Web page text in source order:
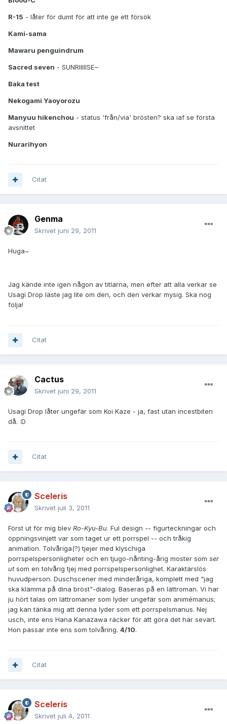
R-15 - låter för dumt för att inte ge ett försök
Kami-sama
Mawaru penguindrum
Sacred seven - SUNRIIIIISE~
Baka test
Nekogami Yaoyorozu
Manyuu hikenchou - status 'från/via' brösten? ska iaf se första
avsnittet
Nurarihyon
Citat
Genma
Skrivet juni 29, 2011
Huga~
Jag kände inte igen någon av titlarna, men efter att alla verkar se
Usagi Drop läste jag lite om den, och den verkar mysig. Ska nog
följa!
Citat
Cactus
Skrivet juni 29, 2011
Usagi Drop låter ungefär som Koi Kaze - ja, fast utan incestbiten
då. :D
Citat
Sceleris
Skrivet juli 3, 2011
Först ut för mig blev Ro-Kyu-Bu. Ful design -- figurteckningar och
öppningsvinjett var som taget ur ett porrspel -- och tråkig
animation. Tolvåriga(?) tjejer med klyschiga
porrspelspersonligheter och en tjugo-nånting-årig moster som ser
utsom en tolvårig tjej med porrspelspersonlighet. Karaktärslös
huvudperson. Duschscener med minderåriga, komplett med "jag
ska klämma på dina bröst"-dialog. Baseras på en lättroman. Vi har
ju hört talas om lättromaner som lyder ungefär som animémanus;
jag kan tänka mig att denna lyder som ett porrspelsmanus. Nej
usch, inte ens Hana Kanazawa räcker för att göra det här sevärt.
Hon passar inte ens som tolvåring. 4/10.
Citat
Sceleris
Skrivet juli 4, 2011